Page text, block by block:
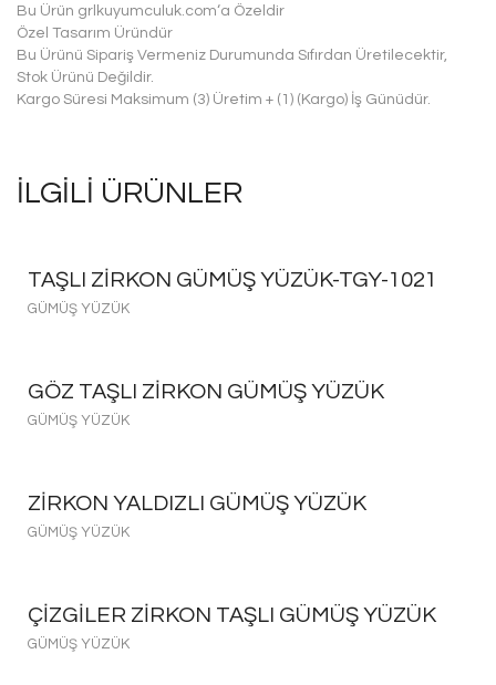
Bu Ürün grlkuyumculuk.com‘a Özeldir
Özel Tasarım Üründür
Bu Ürünü Sipariş Vermeniz Durumunda Sıfırdan Üretilecektir,
Stok Ürünü Değildir.
Kargo Süresi Maksimum (3) Üretim + (1) (Kargo) İş Günüdür.
İLGILI ÜRÜNLER
TAŞLI ZIRKON GÜMÜŞ YÜZÜK-TGY-1021
GÜMÜŞ YÜZÜK
GÖZ TAŞLI ZIRKON GÜMÜŞ YÜZÜK
GÜMÜŞ YÜZÜK
ZIRKON YALDIZLI GÜMÜŞ YÜZÜK
GÜMÜŞ YÜZÜK
ÇIZGILER ZIRKON TAŞLI GÜMÜŞ YÜZÜK
GÜMÜŞ YÜZÜK